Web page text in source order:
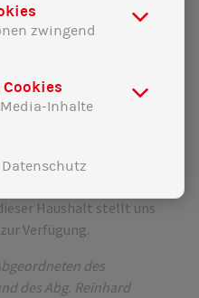
zur
Energiekrise wollten.
Haushalt stellt uns
Verfügung.
des
des Abg. Reinhard
zwingend
Inhalte
Datenschutz